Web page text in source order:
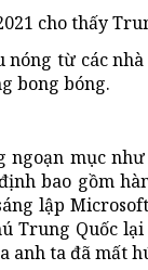
cho thấy
nóng từ các
bong bóng.
mục
bao gồm
lập
Quốc
anh ta đã mất